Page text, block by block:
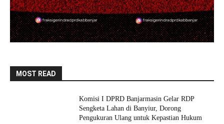
MOST READ
Komisi I DPRD Banjarmasin Gelar RDP
Sengketa Lahan di Banyiur, Dorong
Pengukuran Ulang untuk Kepastian Hukum